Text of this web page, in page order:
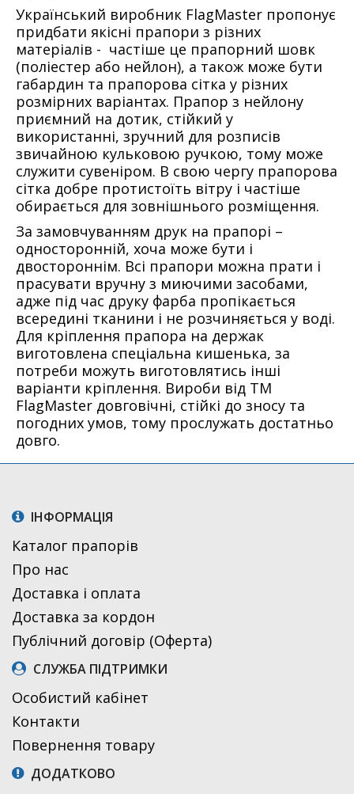
Український виробник FlagMaster пропонує
придбати якісні прапори з різних
матеріалів - частіше це прапорний шовк
(поліестер або нейлон), а також може бути
габардин та прапорова сітка у різних
розмірних варіантах. Прапор з нейлону
приємний на дотик, стійкий у
використанні, зручний для розписів
звичайною кульковою ручкою, тому може
служити сувеніром. В свою чергу прапорова
сітка добре протистоїть вітру і частіше
обирається для зовнішнього розміщення.
За замовчуванням друк на прапорі –
односторонній, хоча може бути і
двостороннім. Всі прапори можна прати і
прасувати вручну з миючими засобами,
адже під час друку фарба пропікається
всередині тканини і не розчиняється у воді.
Для кріплення прапора на держак
виготовлена спеціальна кишенька, за
потреби можуть виготовлятись інші
варіанти кріплення. Вироби від ТМ
FlagMaster довговічні, стійкі до зносу та
погодних умов, тому прослужать достатньо
довго.
ІНФОРМАЦІЯ
Каталог прапорів
Про нас
Доставка і оплата
Доставка за кордон
Публічний договір (Оферта)
СЛУЖБА ПІДТРИМКИ
Особистий кабінет
Контакти
Повернення товару
ДОДАТКОВО